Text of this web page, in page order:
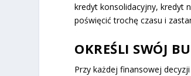
kredyt konsolidacyjny, kredyt
poświęcić trochę czasu i
OKREŚLI SWÓJ
Przy każdej finansowej